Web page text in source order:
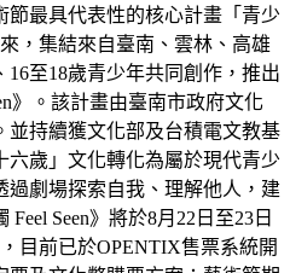
最具代表性的核心計畫「青少
，集結來自臺南、雲林、高雄
16至18歲青少年共同創作，推出
》。該計畫由臺南市政府文化
並持續獲文化部及台積電文教基
歲」文化轉化為屬於現代青少
過劇場探索自我、理解他人，建
Seen》將於8月22日至23日
目前已於OPENTIX售票系統開